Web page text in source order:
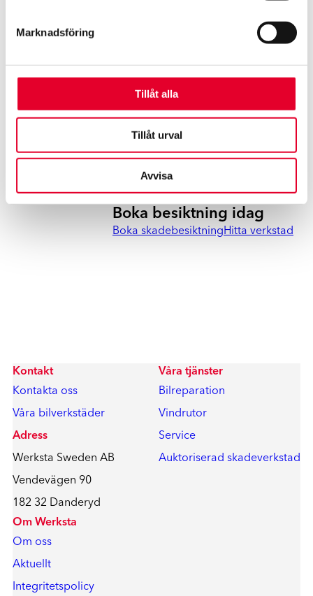
Marknadsföring
Tillåt alla
Tillåt urval
Avvisa
Boka besiktning idag
Boka skadebesiktningHitta verkstad
Kontakt
Kontakta oss
Våra bilverkstäder
Adress
Werksta Sweden AB
Vendevägen 90
182 32 Danderyd
Våra tjänster
Bilreparation
Vindrutor
Service
Auktoriserad skadeverkstad
Om Werksta
Om oss
Aktuellt
Integritetspolicy